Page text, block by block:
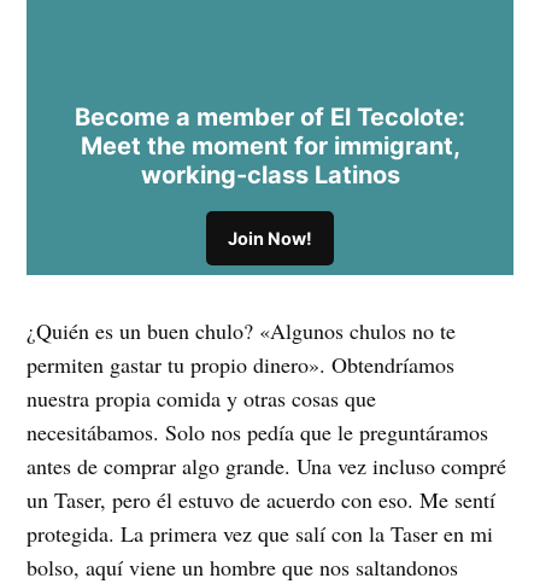
Become a member of El Tecolote:
Meet the moment for immigrant,
working-class Latinos
Join Now!
¿Quién es un buen chulo? «Algunos chulos no te
permiten gastar tu propio dinero». Obtendríamos
nuestra propia comida y otras cosas que
necesitábamos. Solo nos pedía que le preguntáramos
antes de comprar algo grande. Una vez incluso compré
un Taser, pero él estuvo de acuerdo con eso. Me sentí
protegida. La primera vez que salí con la Taser en mi
bolso, aquí viene un hombre que nos saltandonos